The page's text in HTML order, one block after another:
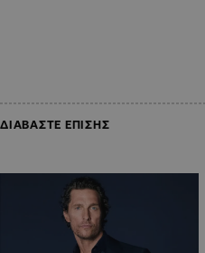
ΔΙΑΒΑΣΤΕ ΕΠΙΣΗΣ